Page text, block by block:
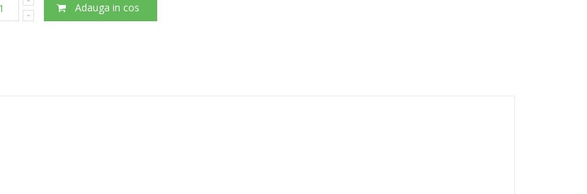
Adauga in cos